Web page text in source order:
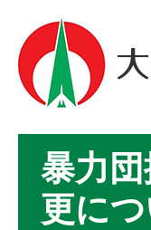
暴力
更に